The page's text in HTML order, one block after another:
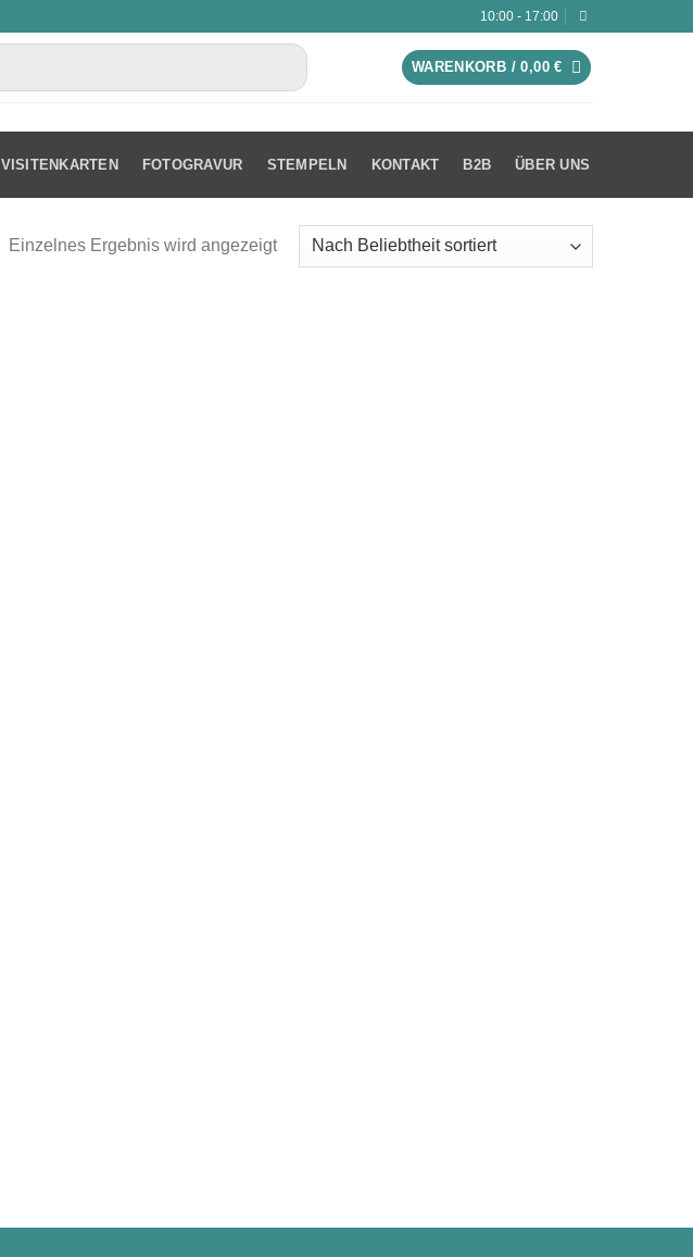
10:00 - 17:00
WARENKORB /0,00€
VISITENKARTEN FOTOGRAVUR STEMPELN KONTAKT B2B ÜBER UNS
Einzelnes Ergebnis wird angezeigt